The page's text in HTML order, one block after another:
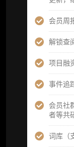
会员周
解锁查
项目融
事件追
会员社
者等共
词库（
机